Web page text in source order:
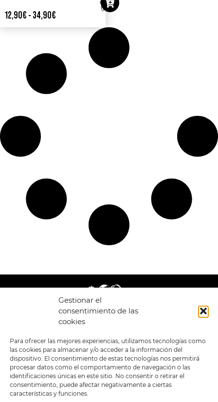
Gestionar el
consentimiento de las
cookies
Para ofrecer las mejores experiencias, utilizamos tecnologías como
las cookies para almacenar y/o acceder a la información del
dispositivo. El consentimiento de estas tecnologías nos permitirá
procesar datos como el comportamiento de navegación o las
identificaciones únicas en este sitio. No consentir o retirar el
consentimiento, puede afectar negativamente a ciertas
características y funciones.
12,90€ - 34,90€
LEGAL
POLÍTICA DE
PRIVACIDAD
TÉRMINOS Y
CONDICIONES
GENERALES DE LA
POLÍTICA DE COOKIES
ENLACES
TIENDA
ESTILOS
FORMATOS
PREVENTAS
OFERTAS
MERCHANDISING